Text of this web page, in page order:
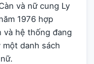
và nữ cung Ly
1976 hợp
và hệ thống đang
danh sách